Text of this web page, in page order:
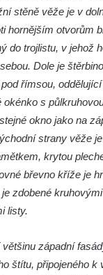
XI. kaple – Ježíš
X. kaple – U
IX. kaple – U
VII. kaple – Políbení
VI. kaple – Olivetská
V. kaple – Smutná
stěně věže je v
hornějším otvorům
do trojlistu, v jehož
Dole je
římsou,
s
okno jako na
strany věže
krytou
břevno kříže je
zdobené
listy.
západní
štítu, připojeného